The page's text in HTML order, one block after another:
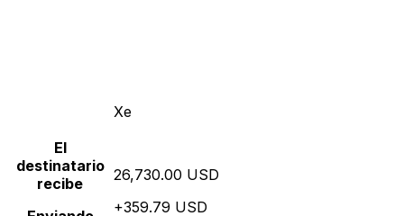
Xe
El
destinatario
recibe
26,730.00 USD
+359.79 USD